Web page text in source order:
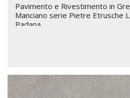
Pavimento e Rivestimento in
Manciano serie Pietre Etrusche
Padana